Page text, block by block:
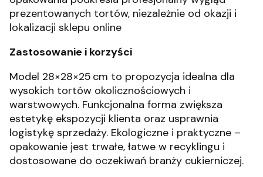
prezentowanych tortów, niezależnie od okazji i
lokalizacji sklepu online
Zastosowanie i korzyści
Model 28×28×25 cm to propozycja idealna dla
wysokich tortów okolicznościowych i
warstwowych. Funkcjonalna forma zwiększa
estetykę ekspozycji klienta oraz usprawnia
logistykę sprzedaży. Ekologiczne i praktyczne –
opakowanie jest trwałe, łatwe w recyklingu i
dostosowane do oczekiwań branży cukierniczej.